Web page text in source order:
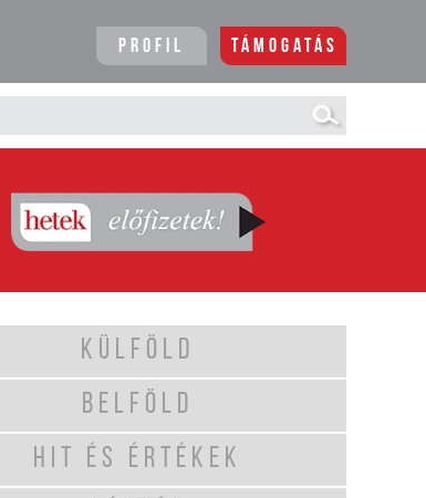
Profil Támogatás
KÜLFÖLD
BELFÖLD
HIT ÉS ÉRTÉKEK